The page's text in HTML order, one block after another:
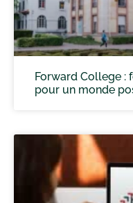
Forward College :
pour un monde